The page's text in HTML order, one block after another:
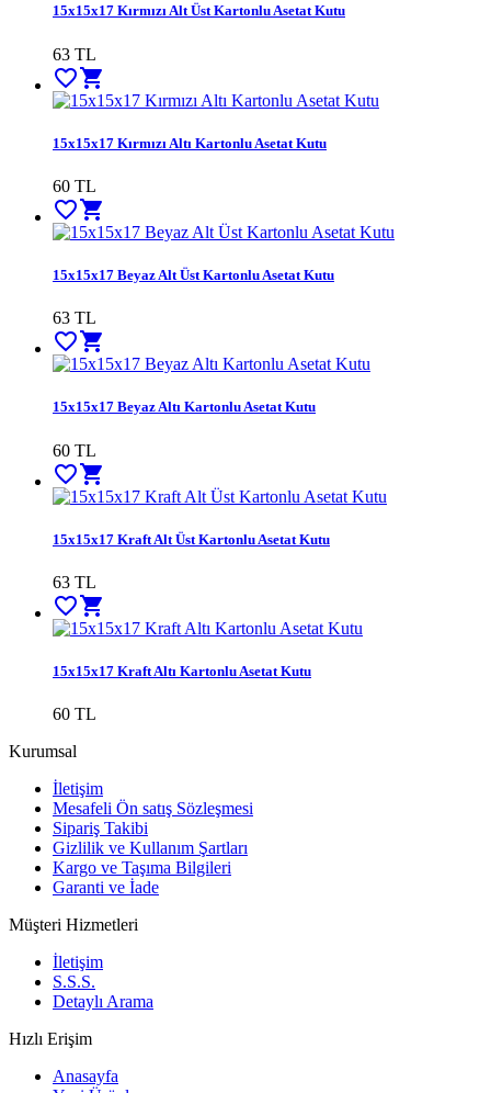
15x15x17 Kırmızı Alt Üst Kartonlu Asetat Kutu
63 TL
favorite_bordershopping_cart
15x15x17 Kırmızı Altı Kartonlu Asetat Kutu
60 TL
favorite_bordershopping_cart
15x15x17 Beyaz Alt Üst Kartonlu Asetat Kutu
63 TL
favorite_bordershopping_cart
15x15x17 Beyaz Altı Kartonlu Asetat Kutu
60 TL
favorite_bordershopping_cart
15x15x17 Kraft Alt Üst Kartonlu Asetat Kutu
63 TL
favorite_bordershopping_cart
15x15x17 Kraft Altı Kartonlu Asetat Kutu
60 TL
Kurumsal
İletişim
Mesafeli Ön satış Sözleşmesi
Sipariş Takibi
Gizlilik ve Kullanım Şartları
Kargo ve Taşıma Bilgileri
Garanti ve İade
Müşteri Hizmetleri
İletişim
S.S.S.
Detaylı Arama
Hızlı Erişim
Anasayfa